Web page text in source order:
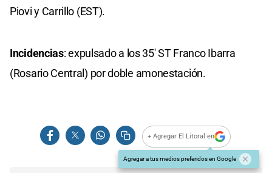
Piovi y Carrillo (EST).
Incidencias: expulsado a los 35' ST Franco Ibarra
(Rosario Central) por doble amonestación.
+ Agregar El Litoral en
Agregar a tus medios preferidos en Google